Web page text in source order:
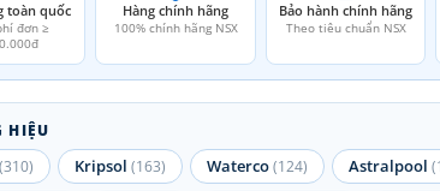
toàn quốc
đơn ≥
Hàng chính hãng
100% chính hãng NSX
Bảo hành chính hãng
Theo tiêu chuẩn NSX
HIỆU
(310) Kripsol (163) Waterco(124) Astralpool